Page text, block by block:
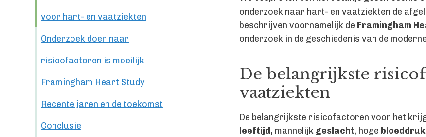
voor hart- en vaatziekten
Onderzoek doen naar
risicofactoren is moeilijk
Framingham Heart Study
Recente jaren en de toekomst
Conclusie
onderzoek naar hart- en vaatziekten de
beschrijven voornamelijk de Framingham
onderzoek in de geschiedenis van de
De belangrijkste
vaatziekten
De belangrijkste risicofactoren voor het
leeftijd, mannelijk geslacht, hoge bloeddruk